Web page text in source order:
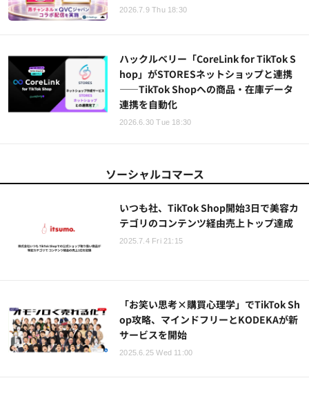
2026.7.9 Thu 18:30
ハックルベリー「CoreLink for TikTok S
hop」がSTORESネットショップと連携
——TikTok Shopへの商品・在庫データ
連携を自動化
2026.6.30 Tue 18:30
ソーシャルコマース
いつも社、TikTok Shop開始3日で美容カ
テゴリのコンテンツ経由売上トップ達成
2025.7.4 Fri 21:15
「お笑い思考×購買心理学」でTikTok Sh
op攻略、マインドフリーとKODEKAが新
サービスを開始
2025.6.25 Wed 11:00